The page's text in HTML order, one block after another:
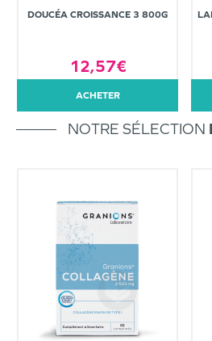
DOUCÉA CROISSANCE 3 800G
12,57€
ACHETER
NOTRE SÉLECTION